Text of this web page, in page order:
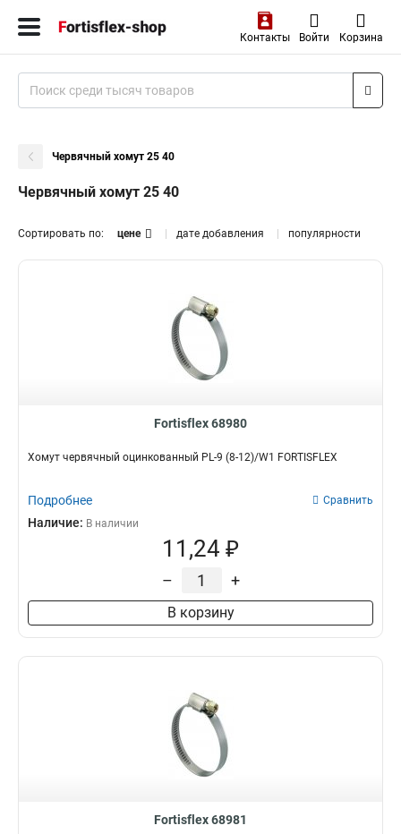
Контакты Войти Корзина
Червячный хомут 25 40
Червячный хомут 25 40
Сортировать по: цене дате добавления популярности
Fortisflex 68980
Хомут червячный оцинкованный PL-9 (8-12)/W1 FORTISFLEX
Подробнее Сравнить
Наличие: В наличии
11,24 ₽
– +
В корзину
Fortisflex 68981